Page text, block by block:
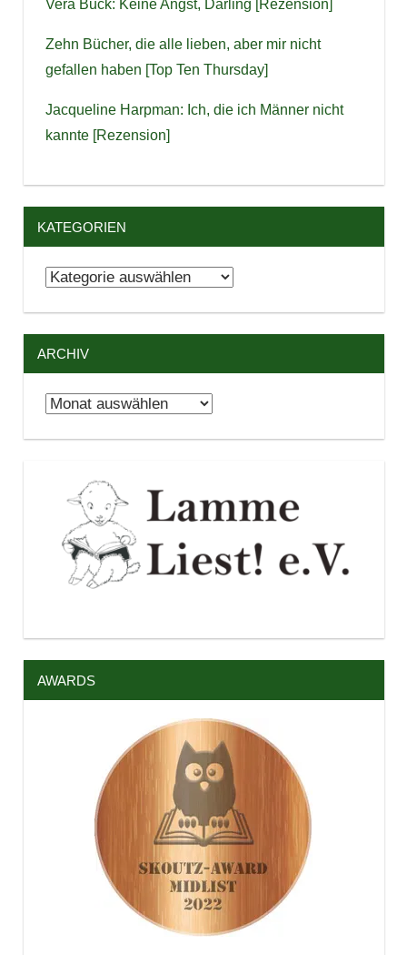
Vera Buck: Keine Angst, Darling [Rezension]
Zehn Bücher, die alle lieben, aber mir nicht
gefallen haben [Top Ten Thursday]
Jacqueline Harpman: Ich, die ich Männer nicht
kannte [Rezension]
KATEGORIEN
Kategorien
ARCHIV
Archiv
AWARDS